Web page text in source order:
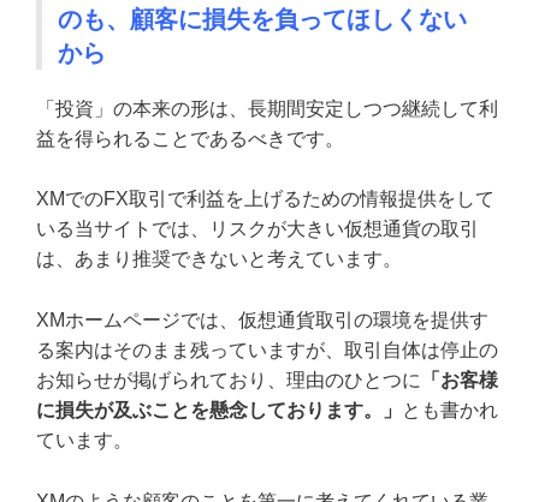
のも、顧客に損失を負ってほしくない
から
「投資」の本来の形は、長期間安定しつつ継続して利
益を得られることであるべきです。
XMでのFX取引で利益を上げるための情報提供をして
いる当サイトでは、リスクが大きい仮想通貨の取引
は、あまり推奨できないと考えています。
XMホームページでは、仮想通貨取引の環境を提供す
る案内はそのまま残っていますが、取引自体は停止の
お知らせが掲げられており、理由のひとつに
「お客様
に損失が及ぶことを懸念しております。」
とも書かれ
ています。